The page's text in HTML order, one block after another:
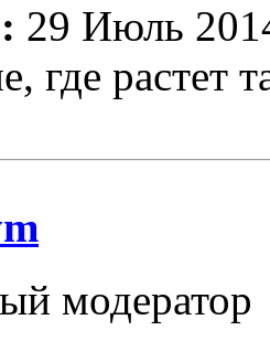
29 Июль
где растет
модератор